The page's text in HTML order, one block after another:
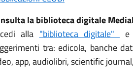
la biblioteca digitale
alla "biblioteca digitale"
tra: edicola, banche
app, audiolibri, scientific